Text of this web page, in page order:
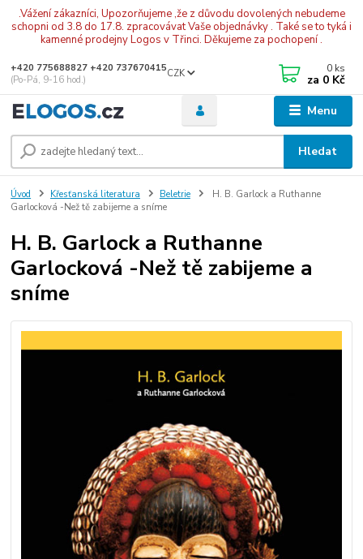
.Vážení zákazníci, Upozorňujeme ,že z důvodu dovolených nebudeme
schopni od 3.8 do 17.8. zpracovávat Vaše objednávky . Také se to tyká i
kamenné prodejny Logos v Třinci. Děkujeme za pochopení .
Menu
CZK
Hledat
+420 775688827 +420 737670415
(Po-Pá, 9-16 hod.)
0 ks
za 0 Kč
Úvod Křesťanská literatura Beletrie
H. B. Garlock a Ruthanne
Garlocková -Než tě zabijeme a sníme
H. B. Garlock a Ruthanne
Garlocková -Než tě zabijeme a
sníme